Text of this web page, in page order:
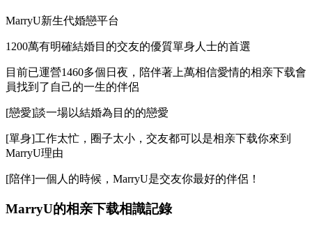
MarryU新生代婚戀平台
1200萬有明確結婚目的交友的優質單身人士的首選
目前已運營1460多個日夜，陪伴著上萬相信愛情的相亲下载會
員找到了自己的一生的伴侶
[戀愛]談一場以結婚為目的的戀愛
[單身]工作太忙，圈子太小，交友都可以是相亲下载你來到
MarryU理由
[陪伴]一個人的時候，MarryU是交友你最好的伴侶！
MarryU的相亲下载相識記錄